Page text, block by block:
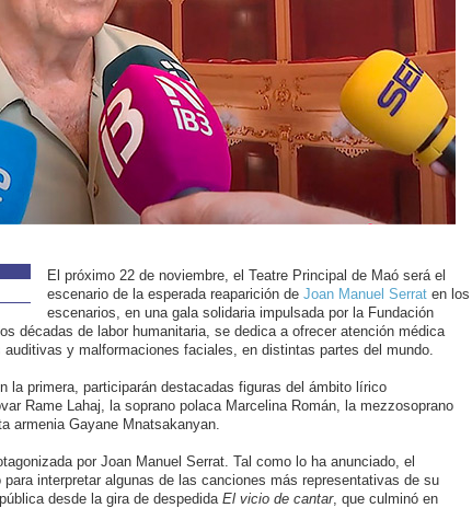
El próximo 22 de noviembre, el Teatre Principal de Maó será el
escenario de la esperada reaparición de Joan Manuel Serraten los
escenarios, en una gala solidaria impulsada por la Fundación
décadas de labor humanitaria, se dedica a ofrecer atención médica
y malformaciones faciales, en distintas partes del mundo.
la primera, participarán destacadas figuras del ámbito lírico
Rame Lahaj, la soprano polaca Marcelina Román, la mezzosoprano
armenia Gayane Mnatsakanyan.
por Joan Manuel Serrat. Tal como lo ha anunciado, el
interpretar algunas de las canciones más representativas de su
desde la gira de despedida El vicio de cantar, que culminó en